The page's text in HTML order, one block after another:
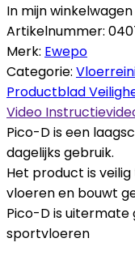
In mijn winkelwagen
Artikelnummer:
Merk: Ewepo
Categorie:
Productblad
Video
Pico-D is een
dagelijks gebruik.
Het product is
vloeren en bouwt
Pico-D is
sportvloeren